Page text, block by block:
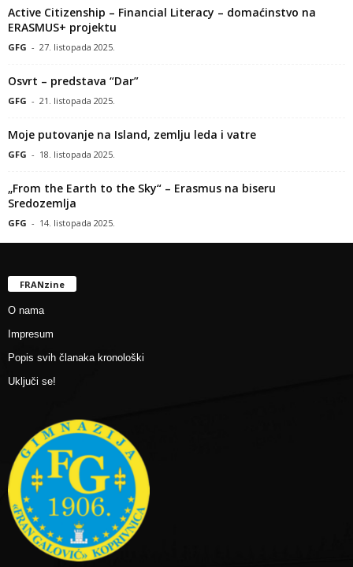
Active Citizenship – Financial Literacy – domaćinstvo na
ERASMUS+ projektu
GFG - 27. listopada 2025.
Osvrt – predstava “Dar”
GFG - 21. listopada 2025.
Moje putovanje na Island, zemlju leda i vatre
GFG - 18. listopada 2025.
„From the Earth to the Sky“ – Erasmus na biseru
Sredozemlja
GFG - 14. listopada 2025.
FRANzine
O nama
Impresum
Popis svih članaka kronološki
Uključi se!